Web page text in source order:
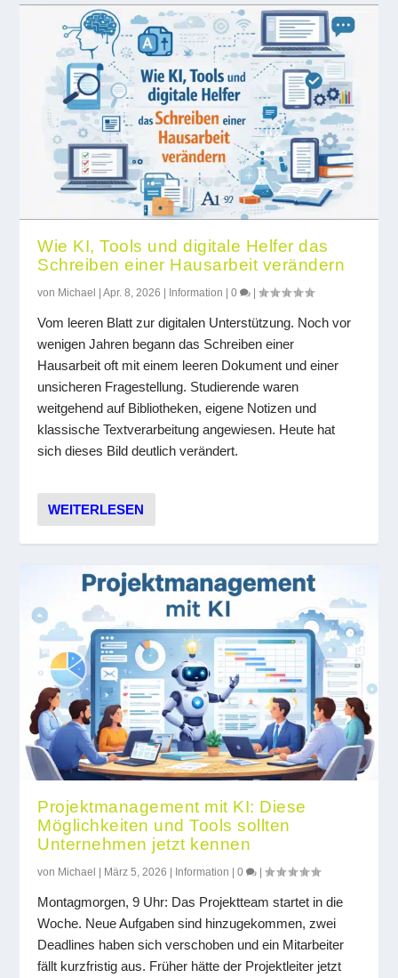
Wie KI, Tools und digitale Helfer das
Schreiben einer Hausarbeit verändern
von Michael |Apr. 8, 2026 Information |0 |
Vom leeren Blatt zur digitalen Unterstützung. Noch vor
wenigen Jahren begann das Schreiben einer
Hausarbeit oft mit einem leeren Dokument und einer
unsicheren Fragestellung. Studierende waren
weitgehend auf Bibliotheken, eigene Notizen und
klassische Textverarbeitung angewiesen. Heute hat
sich dieses Bild deutlich verändert.
WEITERLESEN
Projektmanagement mit KI: Diese
Möglichkeiten und Tools sollten
Unternehmen jetzt kennen
von Michael März 5, 2026 Information |0 |
Montagmorgen, 9 Uhr: Das Projektteam startet in die
Woche. Neue Aufgaben sind hinzugekommen, zwei
Deadlines haben sich verschoben und ein Mitarbeiter
fällt kurzfristig aus. Früher hätte der Projektleiter jetzt